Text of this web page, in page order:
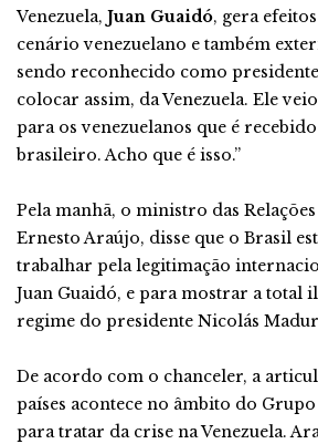
Venezuela, Juan Guaidó, gera
cenário venezuelano e também
sendo reconhecido como
colocar assim, da Venezuela. Ele
para os venezuelanos que é
brasileiro. Acho que é isso.”
Pela manhã, o ministro das
Ernesto Araújo, disse que o Brasil
trabalhar pela legitimação
Juan Guaidó, e para mostrar a total
regime do presidente Nicolás
De acordo com o chanceler, a
países acontece no âmbito do
para tratar da crise na Venezuela.